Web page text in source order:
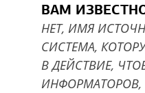
ВАМ
НЕТ, ИМЯ
СИСТЕМА,
В ДЕЙСТВИЕ,
ИНФОРМАТОРОВ,